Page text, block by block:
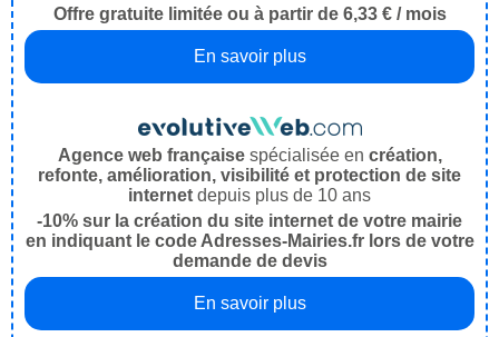
Offre gratuite limitée ou à partir de 6,33 € / mois
En savoir plus
Agence web françaisespécialisée en création,
refonte, amélioration, visibilité et protection de site
internet depuis plus de 10 ans
-10% sur la création du site internet de votre mairie
en indiquant le code Adresses-Mairies.fr lors de votre
demande de devis
En savoir plus